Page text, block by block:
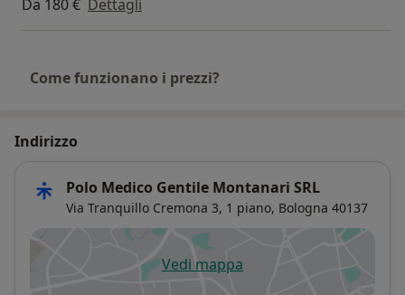
Da 180 € Dettagli
Come funzionano i prezzi?
Indirizzo
Polo Medico Gentile Montanari SRL
Via Tranquillo Cremona 3, 1 piano, Bologna 40137
Vedi mappasi apre in una nuova scheda